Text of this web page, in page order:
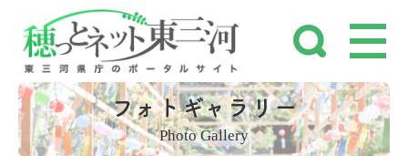
フォトギャラリー
Photo Gallery